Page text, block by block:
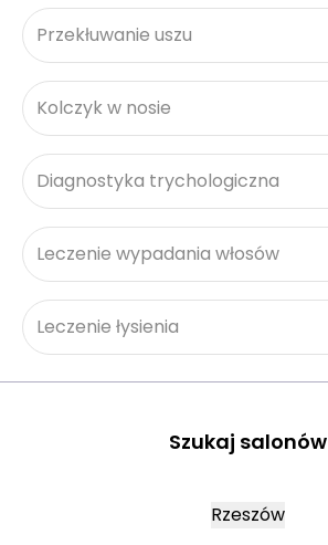
Przekłuwanie uszu
Kolczyk w nosie
Diagnostyka trychologiczna
Leczenie wypadania włosów
Leczenie łysienia
Szukaj salonów
Rzeszów